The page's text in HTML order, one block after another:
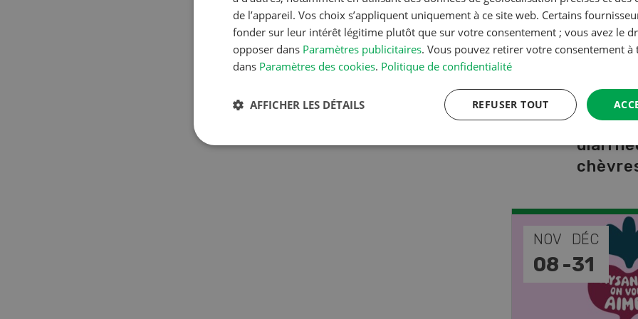
A à Z
Production
faire
NOV
08 -
DÉC
31
de l’appareil. Vos choix s’appliquent uniquement à ce site web. Certains
fonder sur leur intérêt légitime plutôt que sur votre consentement ; vous avez le
opposer dans Paramètres publicitaires. Vous pouvez retirer votre consentement
dans Paramètres des cookies. Politique de confidentialité
REFUSER TOUT
AFFICHER LES DÉTAILS